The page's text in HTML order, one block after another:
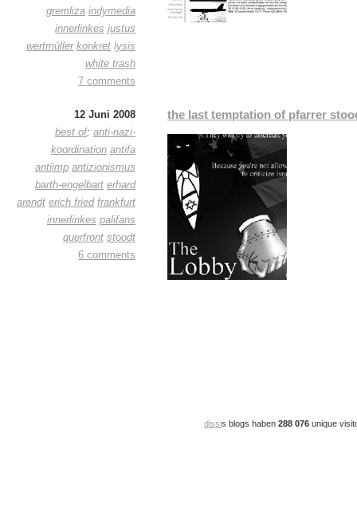
gremliza indymedia
innerlinkes justus
wertmüller konkret lysis
white trash
7 comments
12 Juni 2008
best of: anti-nazi-
koordination antifa
antiimp antizionismus
barth-engelbart erhard
arendt erich fried frankfurt
innerlinkes palifans
querfront stoodt
6 comments
the last temptation of pfarrer
dissis blogs haben 288 076 unique